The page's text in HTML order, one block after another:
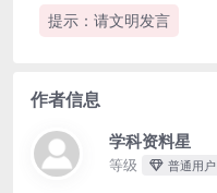
提示：请文明发言
作者信息
学科资料星
等级 普通用户